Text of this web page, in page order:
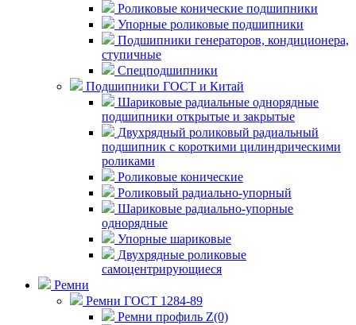
Роликовые конические подшипники
Упорные роликовые подшипники
Подшипники генераторов, кондиционера,
ступичные
Спецподшипники
Подшипники ГОСТ и Китай
Шариковые радиальные однорядные
подшипники открытые и закрытые
Двухрядный роликовый радиальный
подшипник с короткими цилиндрическими
роликами
Роликовые конические
Роликовый радиально-упорный
Шариковые радиально-упорные
однорядные
Упорные шариковые
Двухрядные роликовые
самоцентрирующиеся
Ремни
Ремни ГОСТ 1284-89
Ремни профиль Z(0)